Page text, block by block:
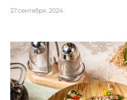
27 сентября, 2024